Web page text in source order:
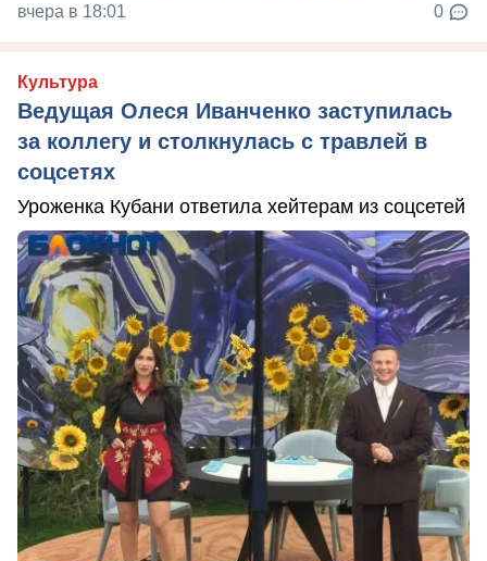
вчера в 18:01 0
Культура
Ведущая Олеся Иванченко заступилась
за коллегу и столкнулась с травлей в
соцсетях
Уроженка Кубани ответила хейтерам из соцсетей